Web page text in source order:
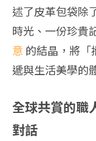
述了皮革包袋除
時光、一份珍貴
意 的結晶，將「
遞與生活美學的
全球共賞的職
對話